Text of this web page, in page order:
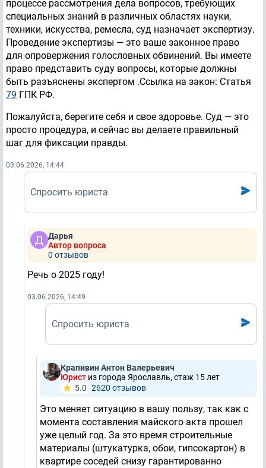
процессе рассмотрения дела вопросов, требующих
специальных знаний в различных областях науки,
техники, искусства, ремесла, суд назначает экспертизу.
Проведение экспертизы — это ваше законное право
для опровержения голословных обвинений. Вы имеете
право представить суду вопросы, которые должны
быть разъяснены экспертом .Ссылка на закон: Статья
79 ГПК РФ.
Пожалуйста, берегите себя и свое здоровье. Суд — это
просто процедура, и сейчас вы делаете правильный
шаг для фиксации правды.
03.06.2026, 14:44
Спросить юриста
Дарья
Автор вопроса
0 отзывов
Речь о 2025 году!
03.06.2026, 14:49
Спросить юриста
Крапивин Антон Валерьевич
Юрист из города Ярославль, стаж 15 лет
5.0 2620 отзывов
Это меняет ситуацию в вашу пользу, так как с
момента составления майского акта прошел
уже целый год. За это время строительные
материалы (штукатурка, обои, гипсокартон) в
квартире соседей снизу гарантированно